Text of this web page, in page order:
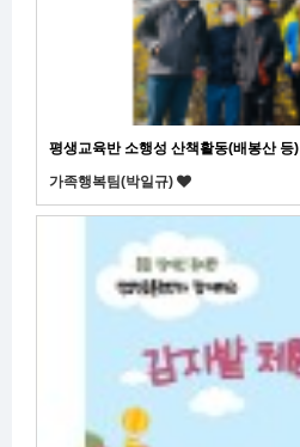
평생교육반 소행성 산책활동(배봉산 등)
가족행복팀(박일규)